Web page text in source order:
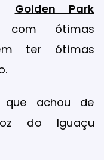
Golden Park
ótimas
ter ótimas
achou de
do Iguaçu